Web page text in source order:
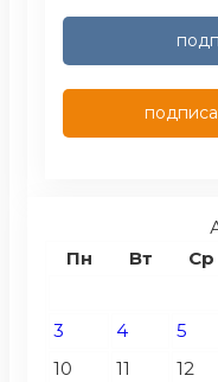
Пн
Вт Ср
3
4 5
10
11 12